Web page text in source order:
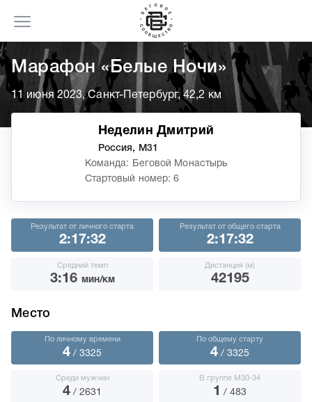
Марафон «Белые Ночи»
11 июня 2023, Санкт-Петербург, 42,2 км
Неделин Дмитрий
Россия, М31
Команда: Беговой Монастырь
Стартовый номер: 6
Результат от личного старта
2:17:32
Результат от общего старта
2:17:32
Средний темп
3:16 мин/км
Дистанция (м)
42195
Место
По личному времени
4 / 3325
По общему старту
4 / 3325
Среди мужчин
4 / 2631
В группе М30-34
1 / 483